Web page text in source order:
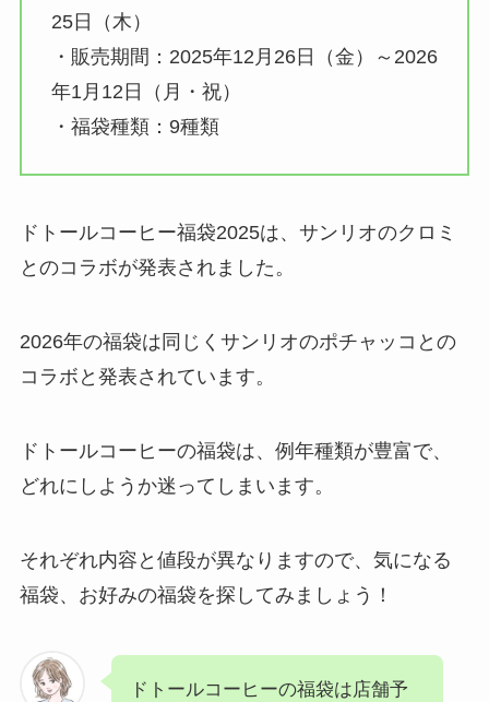
25日（木）
・販売期間：2025年12月26日（金）～2026
年1月12日（月・祝）
・福袋種類：9種類
ドトールコーヒー福袋2025は、サンリオのクロミ
とのコラボが発表されました。
2026年の福袋は同じくサンリオのポチャッコとの
コラボと発表されています。
ドトールコーヒーの福袋は、例年種類が豊富で、
どれにしようか迷ってしまいます。
それぞれ内容と値段が異なりますので、気になる
福袋、お好みの福袋を探してみましょう！
ドトールコーヒーの福袋は店舗予